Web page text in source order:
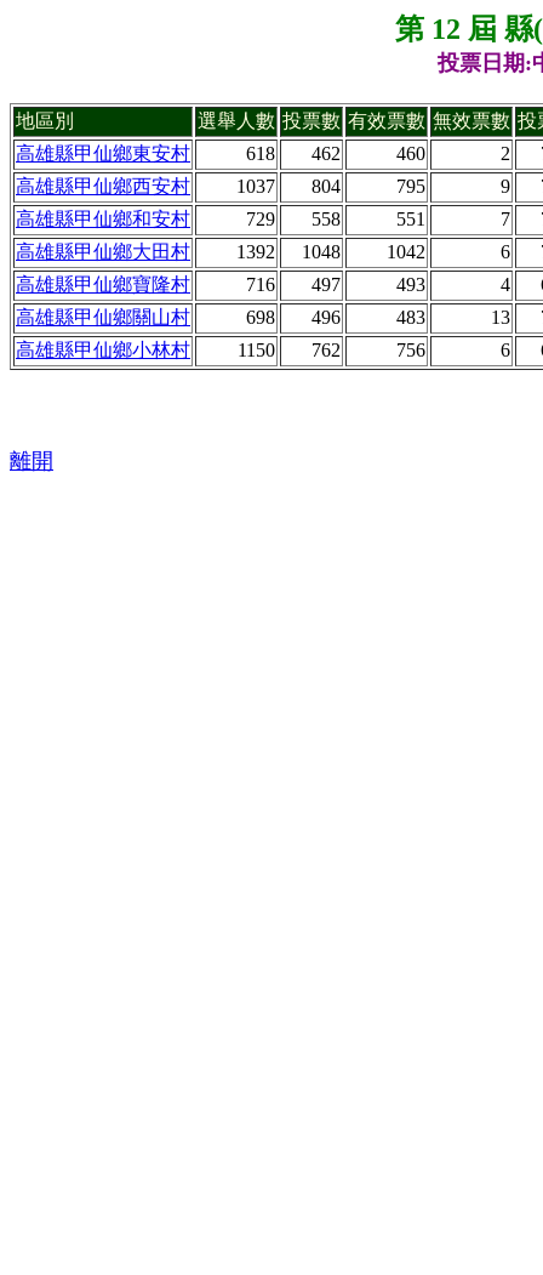
第 12 屆
投票日期:
地區別 選舉人數 投票數 有效票數 無效票數 投
高雄縣甲仙鄉東安村
618 462 460 2
高雄縣甲仙鄉西安村
1037 804 795 9
高雄縣甲仙鄉和安村
729 558 551 7
高雄縣甲仙鄉大田村
1392 1048 1042 6
高雄縣甲仙鄉寶隆村
716 497 493 4
高雄縣甲仙鄉關山村
698 496 483 13
高雄縣甲仙鄉小林村
1150 762 756 6
離開